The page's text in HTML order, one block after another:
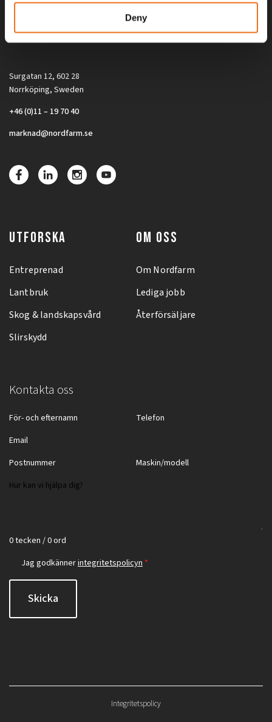
Deny
Alla priser på tillbehör och tillval gäller vid köp av ny maskin. Priserna
gäller inte vid köp av enskild produkt, till exempel
Surgatan 12, 602 28
Norrköping, Sweden
+46 (0)11 – 19 70 40
marknad@nordfarm.se
UTFORSKA
Entreprenad
Lantbruk
Skog & landskapsvård
Slirskydd
OM OSS
Om Nordfarm
Lediga jobb
Återförsäljare
Kontakta oss
0 tecken / 0 ord
Jag godkännerintegritetspolicyn *
Skicka
Integritetspolicy